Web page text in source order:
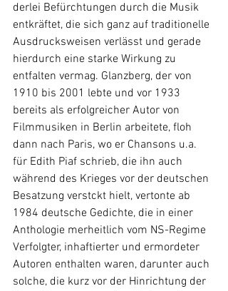
derlei Befürchtungen durch die Musik
entkräftet, die sich ganz auf traditionelle
Ausdrucksweisen verlässt und gerade
hierdurch eine starke Wirkung zu
entfalten vermag. Glanzberg, der von
1910 bis 2001 lebte und vor 1933
bereits als erfolgreicher Autor von
Filmmusiken in Berlin arbeitete, floh
dann nach Paris, wo er Chansons u.a.
für Edith Piaf schrieb, die ihn auch
während des Krieges vor der deutschen
Besatzung verstckt hielt, vertonte ab
1984 deutsche Gedichte, die in einer
Anthologie merheitlich vom NS-Regime
Verfolgter, inhaftierter und ermordeter
Autoren enthalten waren, darunter auch
solche, die kurz vor der Hinrichtung der